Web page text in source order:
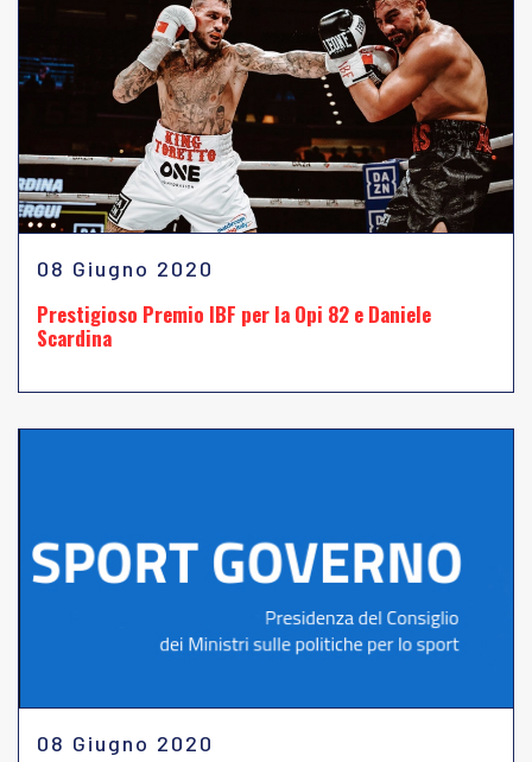
08 Giugno 2020
Prestigioso Premio IBF per la Opi 82 e Daniele
Scardina
08 Giugno 2020